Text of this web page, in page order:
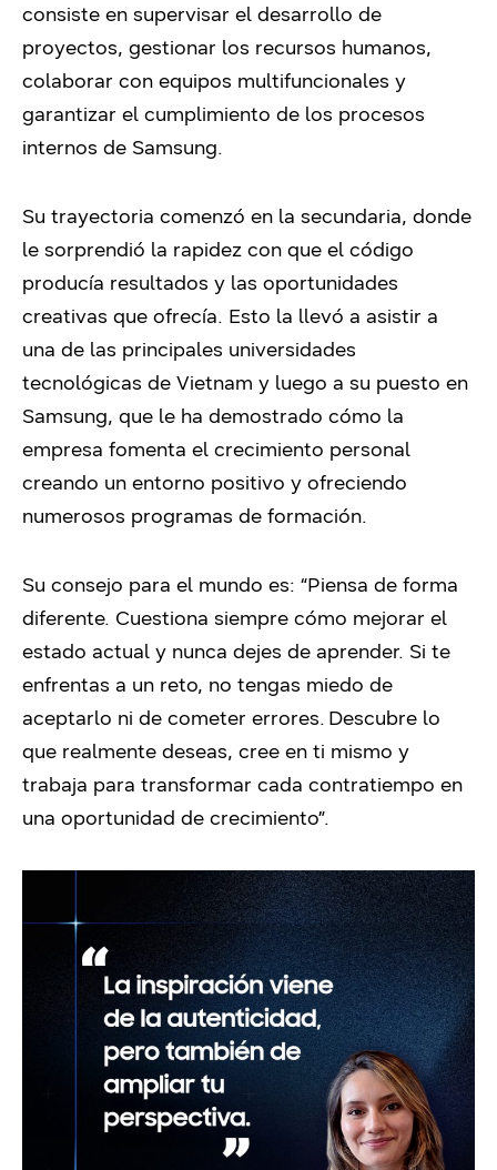
consiste en supervisar el desarrollo de
proyectos, gestionar los recursos humanos,
colaborar con equipos multifuncionales y
garantizar el cumplimiento de los procesos
internos de Samsung.
Su trayectoria comenzó en la secundaria, donde
le sorprendió la rapidez con que el código
producía resultados y las oportunidades
creativas que ofrecía. Esto la llevó a asistir a
una de las principales universidades
tecnológicas de Vietnam y luego a su puesto en
Samsung, que le ha demostrado cómo la
empresa fomenta el crecimiento personal
creando un entorno positivo y ofreciendo
numerosos programas de formación.
Su consejo para el mundo es: “Piensa de forma
diferente. Cuestiona siempre cómo mejorar el
estado actual y nunca dejes de aprender. Si te
enfrentas a un reto, no tengas miedo de
aceptarlo ni de cometer errores. Descubre lo
que realmente deseas, cree en ti mismo y
trabaja para transformar cada contratiempo en
una oportunidad de crecimiento”.